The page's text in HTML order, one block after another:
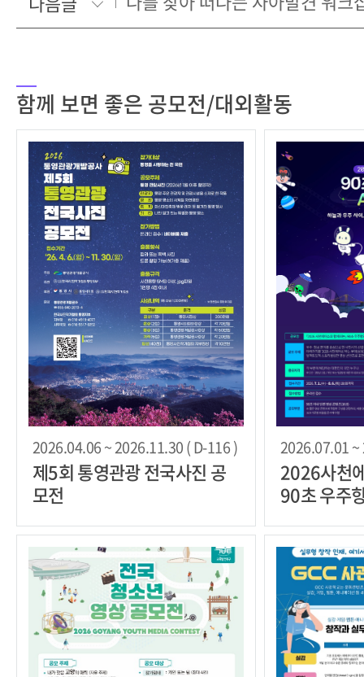
함께 보면 좋은 공모전/대외활동
2026.04.06 ~ 2026.11.30 ( D-116 )
제5회 통영관광 전국사진 공
모전
2026.07.01
2026사천
90초 우주